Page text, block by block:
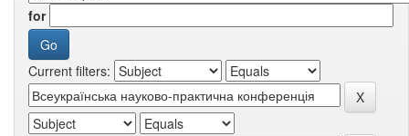
for
Current filters: